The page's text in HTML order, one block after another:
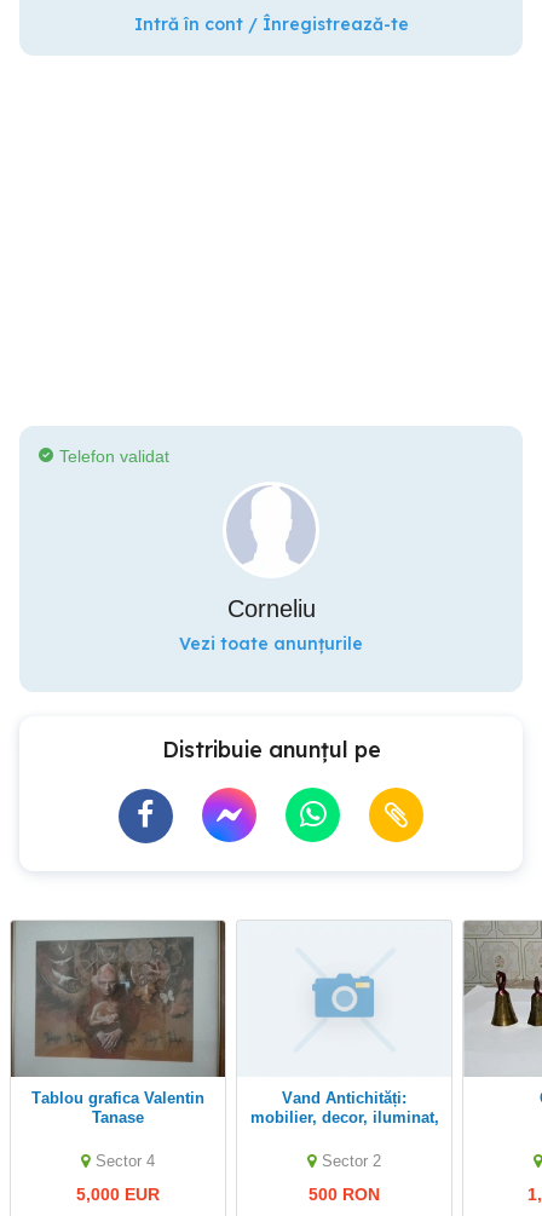
Intră în cont / Înregistrează-te
Telefon validat
Corneliu
Vezi toate anunțurile
Distribuie anunțul pe
Tablou grafica Valentin
Tanase
Sector 4
5,000 EUR
Vand Antichități:
mobilier, decor, iluminat,
Sector 2
500 RON